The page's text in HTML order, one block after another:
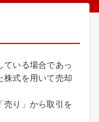
ている場合であっ
株式を用いて売却
売り」から取引を